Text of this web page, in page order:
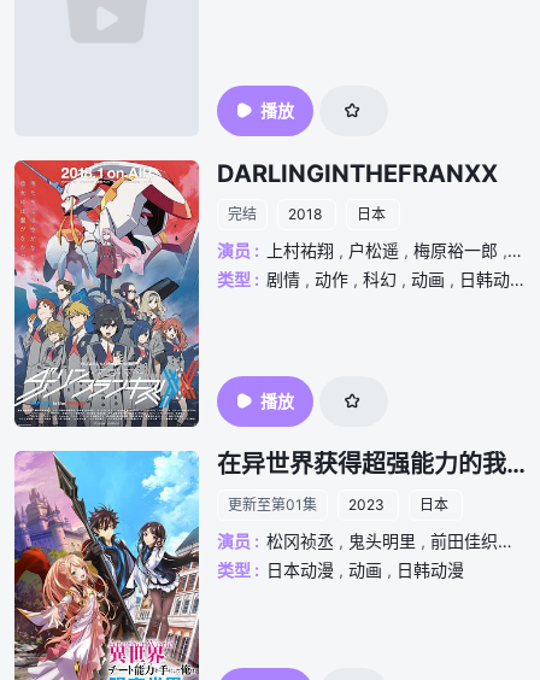
播放
DARLINGINTHEFRANXX
完结 2018 日本
演员 : 上村祐翔 , 户松遥 , 梅原裕一郎 , 市
类型 : 剧情 , 动作 , 科幻 , 动画 , 日韩动漫
播放
在异世界获得超强能力的我，在现实世界照样无敌～等级提升改变人生命运～
更新至第01集 2023 日本
演员 : 松冈祯丞 , 鬼头明里 , 前田佳织里
类型 : 日本动漫 , 动画 , 日韩动漫